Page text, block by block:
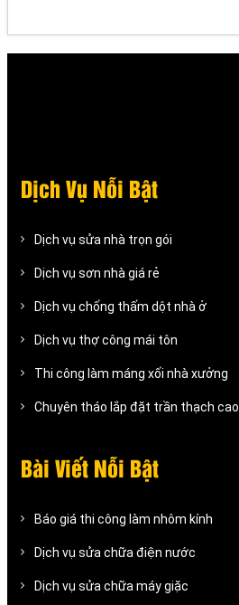
Dịch Vụ Nỗi Bật
Dịch vụ sửa nhà trọn gói
Dịch vụ sơn nhà giá rẻ
Dịch vụ chống thấm dột nhà ở
Dịch vụ thợ công mái tôn
Thi công làm máng xối nhà xưởng
Chuyên tháo lắp đặt trần thạch cao
Bài Viết Nỗi Bật
Báo giá thi công làm nhôm kính
Dịch vụ sửa chữa điện nước
Dịch vụ sửa chữa máy giặc